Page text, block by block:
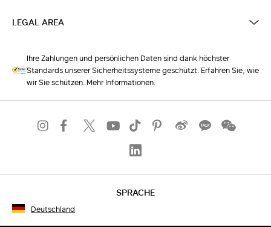
LEGAL AREA
Ihre Zahlungen und persönlichen Daten sind dank höchster
Standards unserer Sicherheitssysteme geschützt. Erfahren Sie, wie
wir Sie schützen. Mehr Informationen.
SPRACHE
Deutschland